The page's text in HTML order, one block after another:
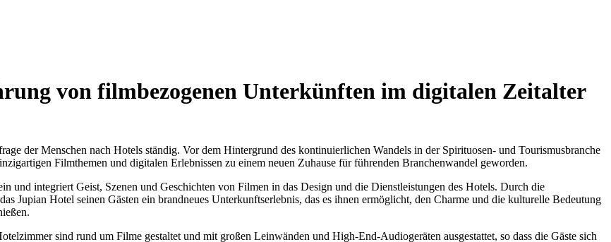
von filmbezogenen Unterkünften im digitalen Zeitalter
der Menschen nach Hotels ständig. Vor dem Hintergrund des kontinuierlichen Wandels in der Spirituosen- und Tourismusbranche
Filmthemen und digitalen Erlebnissen zu einem neuen Zuhause für führenden Branchenwandel geworden.
und integriert Geist, Szenen und Geschichten von Filmen in das Design und die Dienstleistungen des Hotels. Durch die
Jupian Hotel seinen Gästen ein brandneues Unterkunftserlebnis, das es ihnen ermöglicht, den Charme und die kulturelle Bedeutung
sind rund um Filme gestaltet und mit großen Leinwänden und High-End-Audiogeräten ausgestattet, so dass die Gäste sich